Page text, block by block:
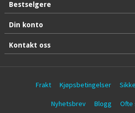
Bestselgere
Din konto
Kontakt oss
Frakt Kjøpsbetingelser
Nyhetsbrev Blogg Ofte